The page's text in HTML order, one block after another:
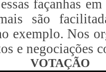
façanhas
são
exemplo. Nos
e negociações
VOTAÇÃO